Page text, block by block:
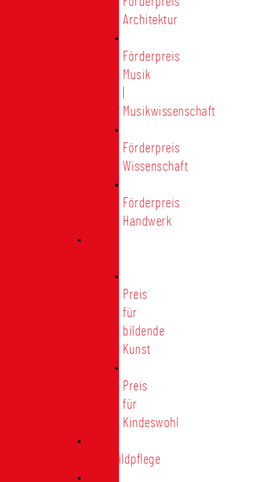
Architektur
Förderpreis
Musik
Musikwissenschaft
Förderpreis
Wissenschaft
Förderpreis
Handwerk
Preis
für
bildende
Kunst
Preis
für
Kindeswohl
Stadtbildpflege